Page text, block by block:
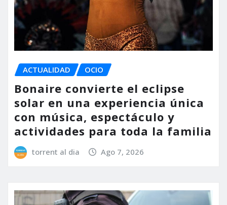
ACTUALIDAD OCIO
Bonaire convierte el eclipse
solar en una experiencia única
con música, espectáculo y
actividades para toda la familia
torrent al dia Ago 7, 2026